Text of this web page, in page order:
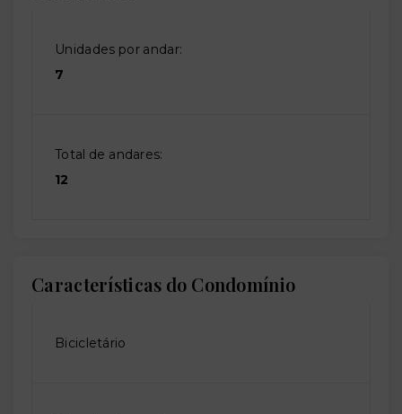
Unidades por andar:
7
Total de andares:
12
Características do Condomínio
Bicicletário